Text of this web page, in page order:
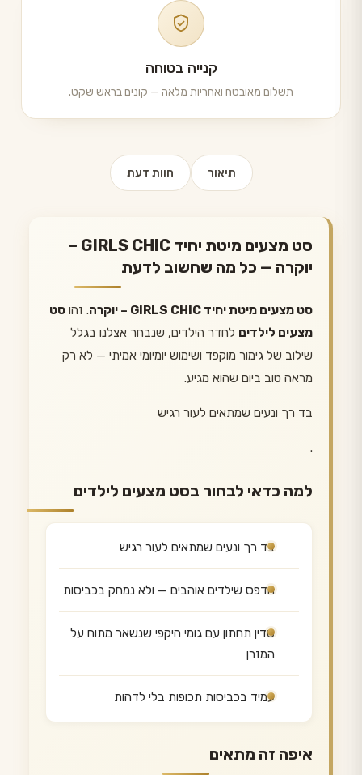
קנייה בטוחה
תשלום מאובטח ואחריות מלאה — קונים בראש שקט.
תיאור חוות דעת
סט מצעים מיטת יחיד GIRLS CHIC –
יוקרה — כל מה שחשוב לדעת
סט מצעים מיטת יחיד GIRLS CHIC – יוקרה . זהו סט
מצעים לילדים לחדר הילדים, שנבחר אצלנו בגלל
שילוב של גימור מוקפד ושימוש יומיומי אמיתי — לא רק
מראה טוב ביום שהוא מגיע.
בד רך ונעים שמתאים לעור רגיש
.
למה כדאי לבחור בסט מצעים לילדים
בד רך ונעים שמתאים לעור רגיש
הדפס שילדים אוהבים — ולא נמחק בכביסות
סדין תחתון עם גומי היקפי שנשאר מתוח על
המזרן
עמיד בכביסות תכופות בלי לדהות
איפה זה מתאים